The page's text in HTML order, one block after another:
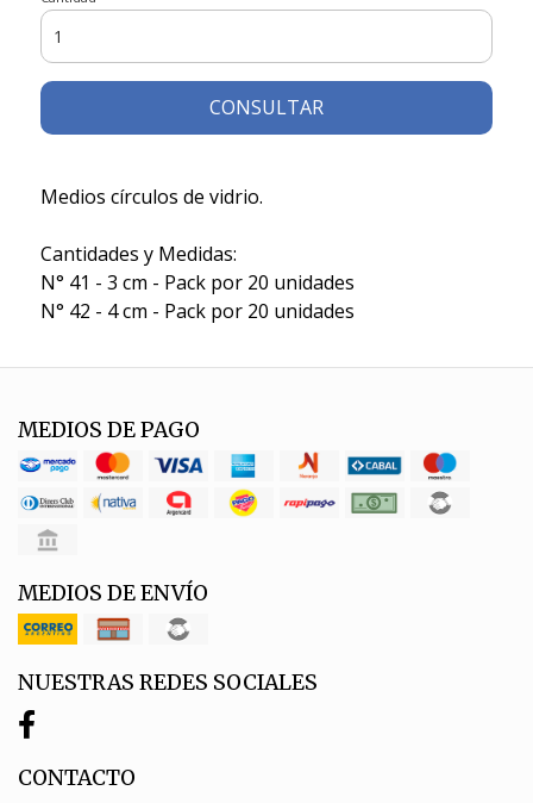
CONSULTAR
Medios círculos de vidrio.
Cantidades y Medidas:
N° 41 - 3 cm - Pack por 20 unidades
N° 42 - 4 cm - Pack por 20 unidades
MEDIOS DE PAGO
MEDIOS DE ENVÍO
NUESTRAS REDES SOCIALES
CONTACTO